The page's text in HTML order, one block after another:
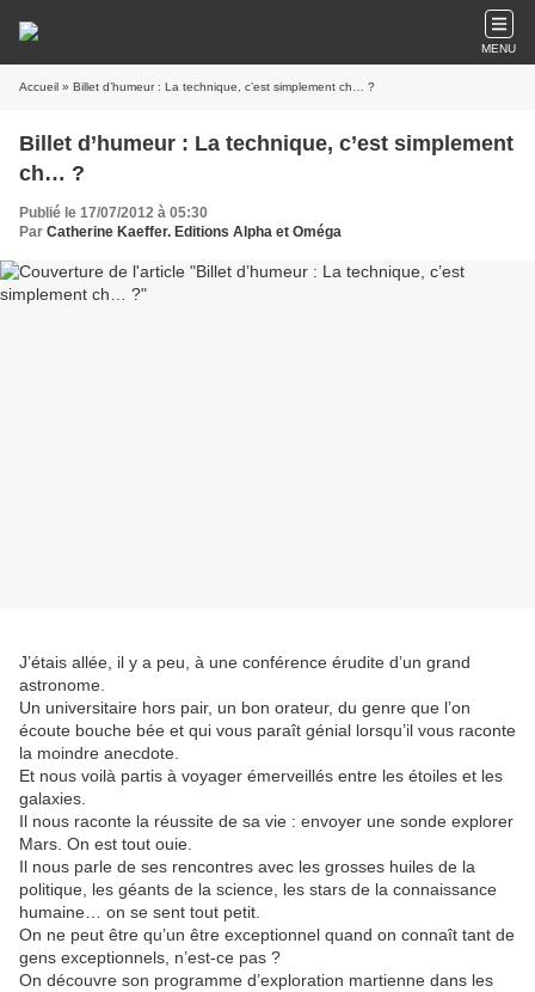
MENU
Accueil » Billet d’humeur : La technique, c’est simplement ch… ?
Billet d’humeur : La technique, c’est simplement
ch… ?
Publié le 17/07/2012 à 05:30
Par Catherine Kaeffer. Editions Alpha et Oméga
J’étais allée, il y a peu, à une conférence érudite d’un grand
astronome.
Un universitaire hors pair, un bon orateur, du genre que l’on
écoute bouche bée et qui vous paraît génial lorsqu’il vous raconte
la moindre anecdote.
Et nous voilà partis à voyager émerveillés entre les étoiles et les
galaxies.
Il nous raconte la réussite de sa vie : envoyer une sonde explorer
Mars. On est tout ouie.
Il nous parle de ses rencontres avec les grosses huiles de la
politique, les géants de la science, les stars de la connaissance
humaine… on se sent tout petit.
On ne peut être qu’un être exceptionnel quand on connaît tant de
gens exceptionnels, n’est-ce pas ?
On découvre son programme d’exploration martienne dans les